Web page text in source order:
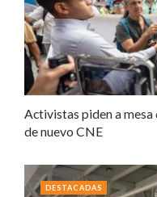
Activistas piden a
de nuevo CNE
DESTACADAS